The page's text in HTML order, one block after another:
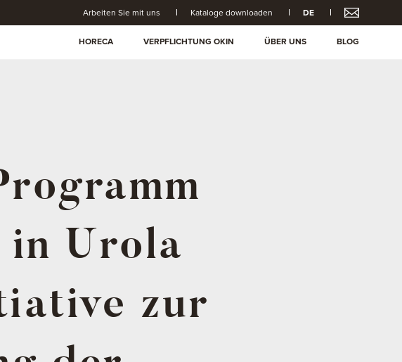
Arbeiten Sie mit uns Kataloge downloaden DE
HORECA VERPFLICHTUNG OKIN ÜBER UNS BLOG
Urola
zur